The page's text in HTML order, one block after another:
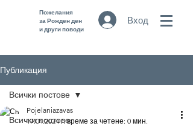
Пожелания
за Рожден ден
и други поводи
Вход
Публикация
Всички постове
Всички постове
Pojelaniazavas
17.04.2024 г. време за четене: 0 мин.